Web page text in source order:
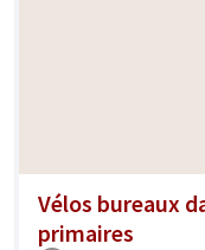
Vélos bureaux
primaires